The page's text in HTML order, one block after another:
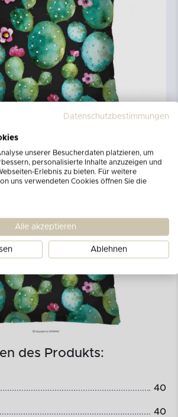
des Produkts:
40
40
Datenschutzbestimmungen
unserer Besucherdaten platzieren, um
personalisierte Inhalte anzuzeigen und
Erlebnis zu bieten. Für weitere
uns verwendeten Cookies öffnen Sie die
Alle akzeptieren
Ablehnen